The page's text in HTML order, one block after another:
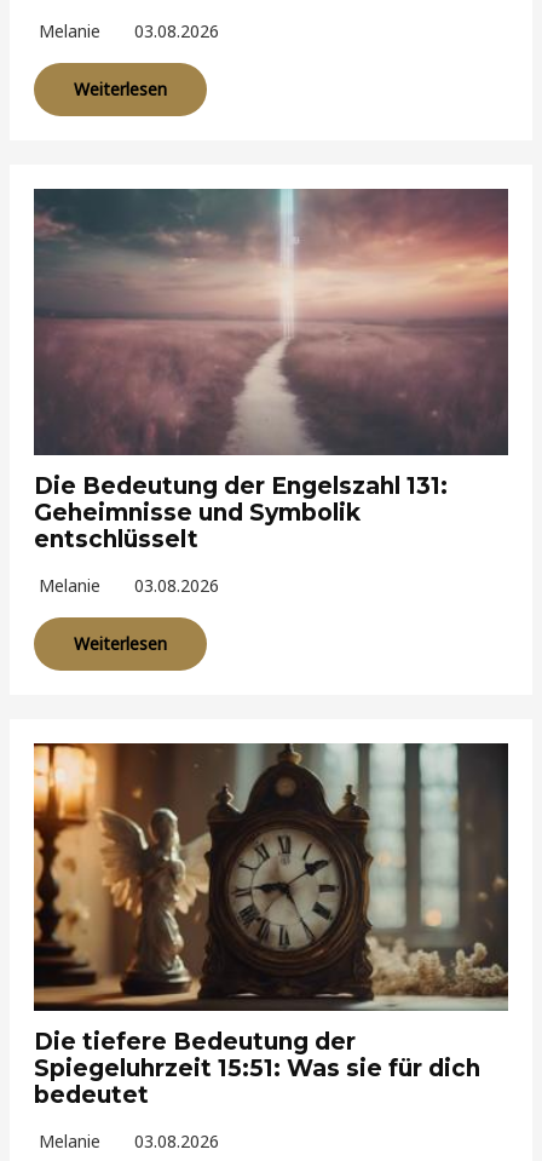
Melanie 03.08.2026
Weiterlesen
Die Bedeutung der Engelszahl 131:
Geheimnisse und Symbolik
entschlüsselt
Melanie 03.08.2026
Weiterlesen
Die tiefere Bedeutung der
Spiegeluhrzeit 15:51: Was sie für dich
bedeutet
Melanie 03.08.2026